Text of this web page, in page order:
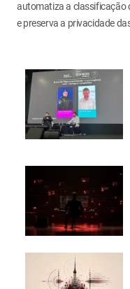
automatiza a classificação
e preserva a privacidade